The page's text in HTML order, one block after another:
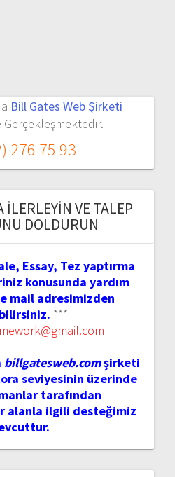
Bill Gates Web Şirketi
Gerçekleşmektedir.
276 75 93
İLERLEYIN VE TALEP
DOLDURUN
Essay, Tez yaptırma
konusunda yardım
mail adresimizden
***
billgatesweb.comşirketi
seviyesinin üzerinde
tarafından
alanla ilgili desteğimiz